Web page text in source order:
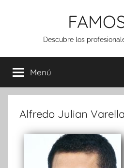
Descubre los
Menú
Alfredo Julian